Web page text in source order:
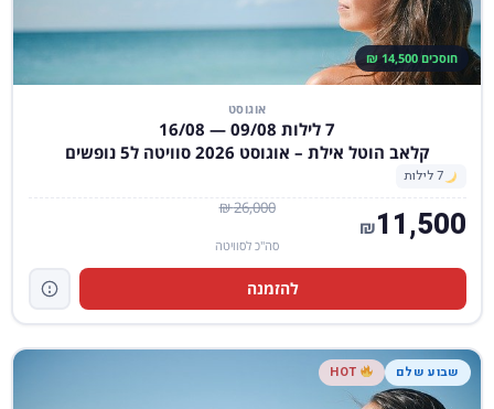
חוסכים 14,500 ₪
אוגוסט
7 לילות 09/08 — 16/08
קלאב הוטל אילת – אוגוסט 2026 סוויטה ל5 נופשים
7 לילות
26,000 ₪ 11,500
₪
סה"כ לסוויטה
להזמנה
שבוע שלם